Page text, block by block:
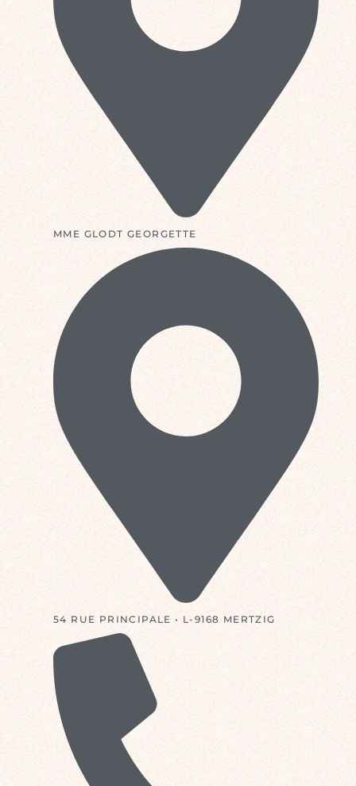
MME GLODT GEORGETTE
54 RUE PRINCIPALE • L-9168 MERTZIG